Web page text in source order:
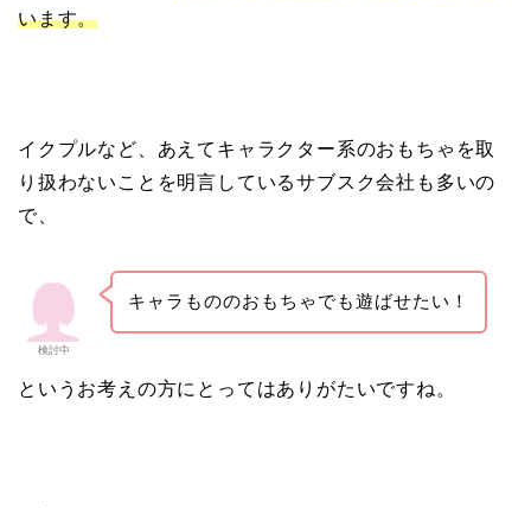
います。
イクプルなど、あえてキャラクター系のおもちゃを取
り扱わないことを明言しているサブスク会社も多いの
で、
検討中
キャラもののおもちゃでも遊ばせたい！
というお考えの方にとってはありがたいですね。